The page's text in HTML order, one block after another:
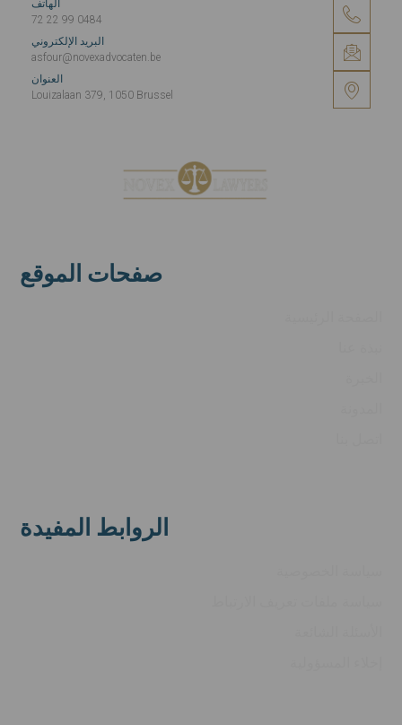
الهاتف
0484 99 22 72
البريد الإلكتروني
asfour@novexadvocaten.be
العنوان
Louizalaan 379, 1050 Brussel
صفحات الموقع
الروابط المفيدة